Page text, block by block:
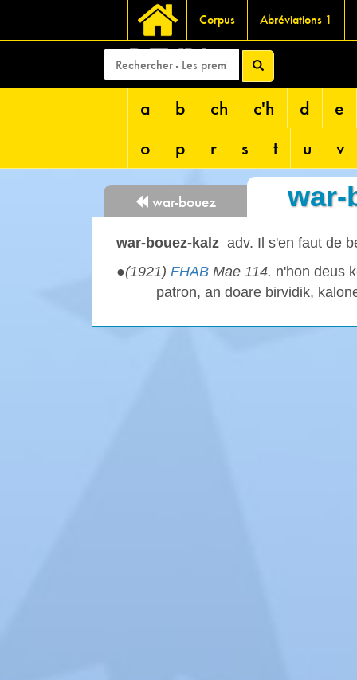
Corpus Abréviations 1
DEVRI
a b ch c'h d
e
o
p r s t u v
war-bouez war-
war-bouez-kalz adv. Il s'en faut de
●(1921) FHAB Mae 114. n'hon deus
patron, an doare birvidik,